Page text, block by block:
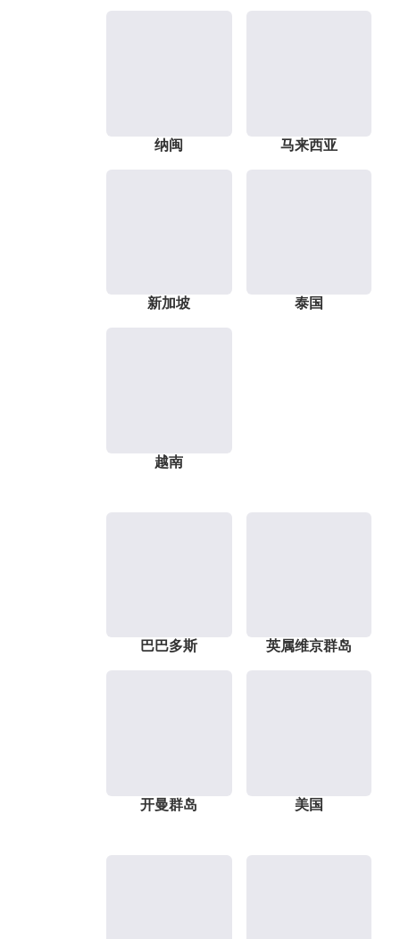
纳闽 马来西亚
新加坡 泰国
越南
巴巴多斯 英属维京群岛
开曼群岛 美国